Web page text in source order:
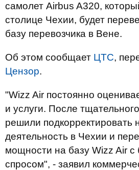
самолет Airbus A320,
столице Чехии, будет
базу перевозчика в Вене.
Об этом сообщает ЦТС,
Цензор.
"Wizz Air постоянно
и услуги. После
решили подкорректировать
деятельность в Чехии и
мощности на базу Wizz Air с
спросом", - заявил